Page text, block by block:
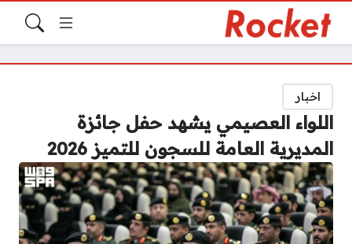
اخبار
اللواء العصيمي يشهد حفل جائزة
المديرية العامة للسجون للتميز 2026